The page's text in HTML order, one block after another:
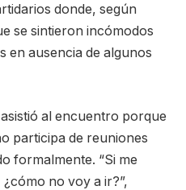
donde, según
se sintieron incómodos
en ausencia de algunos
al encuentro porque
participa de reuniones
formalmente. “Si me
no voy a ir?”,